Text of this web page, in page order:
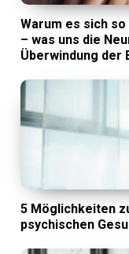
Warum es sich
– was uns die
Überwindung der
5 Möglichkeiten
psychischen